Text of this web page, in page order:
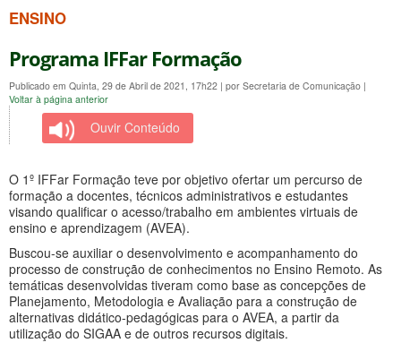
ENSINO
Programa IFFar Formação
Publicado em Quinta, 29 de Abril de 2021, 17h22 | por Secretaria de Comunicação |
Voltar à página anterior
Ouvir Conteúdo
O 1º IFFar Formação teve por objetivo ofertar um percurso de
formação a docentes, técnicos administrativos e estudantes
visando qualificar o acesso/trabalho em ambientes virtuais de
ensino e aprendizagem (AVEA).
Buscou-se auxiliar o desenvolvimento e acompanhamento do
processo de construção de conhecimentos no Ensino Remoto. As
temáticas desenvolvidas tiveram como base as concepções de
Planejamento, Metodologia e Avaliação para a construção de
alternativas didático-pedagógicas para o AVEA, a partir da
utilização do SIGAA e de outros recursos digitais.